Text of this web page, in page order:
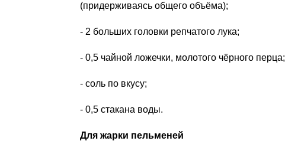
(придерживаясь общего объёма);
- 2 больших головки репчатого лука;
- 0,5 чайной ложечки, молотого чёрного перца;
- соль по вкусу;
- 0,5 стакана воды.
Для жарки пельменей